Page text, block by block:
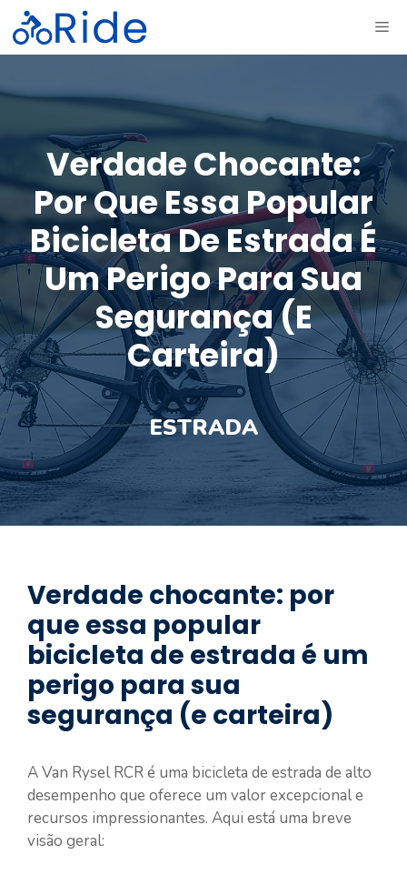
Saltar
para
o
Verdade Chocante:
Por Que Essa Popular
Bicicleta De Estrada É
Um Perigo Para Sua
Segurança (e
Carteira)
ESTRADA
Verdade chocante: por
que essa popular
bicicleta de estrada é um
perigo para sua
segurança (e carteira)
A Van Rysel RCR é uma bicicleta de estrada de alto
desempenho que oferece um valor excepcional e
recursos impressionantes. Aqui está uma breve
visão geral: